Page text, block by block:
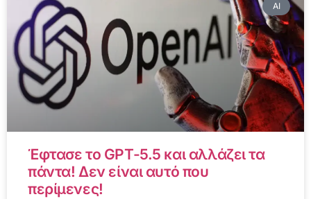
AI
Έφτασε το GPT-5.5 και αλλάζει τα
πάντα! Δεν είναι αυτό που
περίμενες!